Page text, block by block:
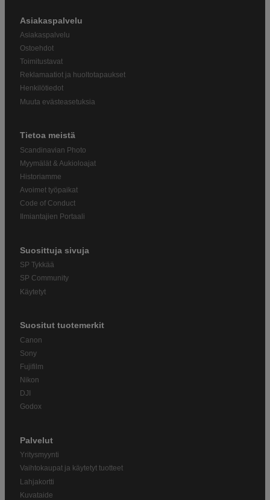
Asiakaspalvelu
Asiakaspalvelu
Ostoehdot
Toimitustavat
Reklamaatiot ja huoltotapaukset
Henkilötiedot
Muuta evästeasetuksia
Tietoa meistä
Scandinavian Photo
Myymälät & Aukioloajat
Historiamme
Avoimet työpaikat
Code of Conduct
Ilmiantajien Portaali
Suosittuja sivuja
SP Tykkää
SP Community
Käytetyt
Suositut tuotemerkit
Canon
Sony
Fujifilm
Nikon
DJI
Godox
Palvelut
Yritysmyynti
Vaihtokaupat ja käytetyt tuotteet
Lahjakortti
Kuvataide